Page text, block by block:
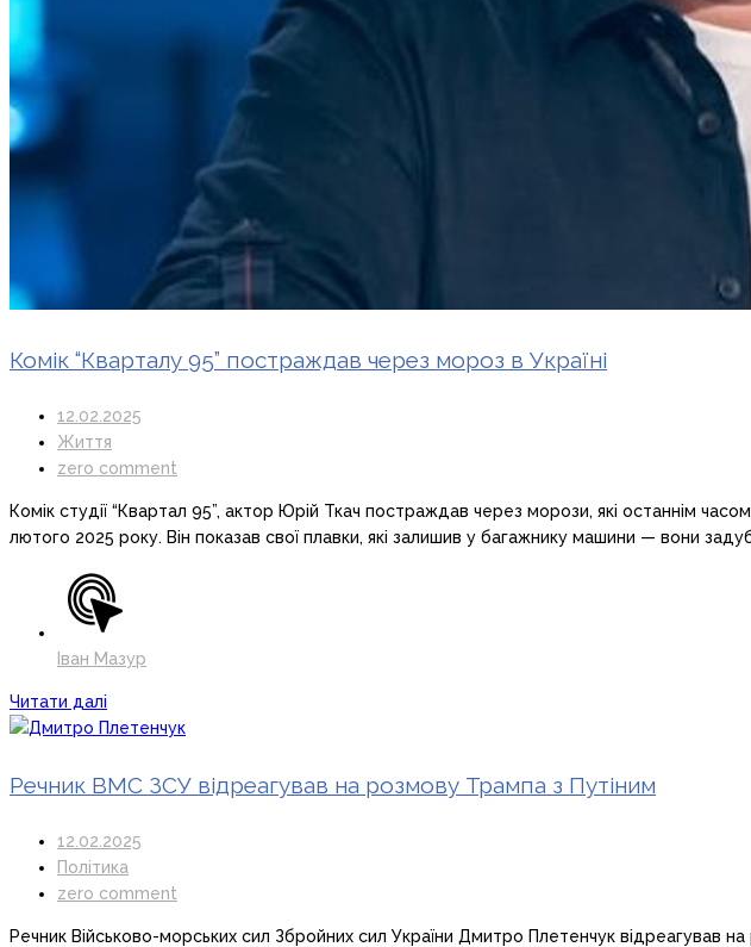
Комік “Кварталу 95” постраждав через мороз в Україні
12.02.2025
Життя
zero comment
Комік студії “Квартал 95”, актор Юрій Ткач постраждав через морози, які останнім
лютого 2025 року. Він показав свої плавки, які залишив у багажнику машини — вони
Іван Мазур
Читати далі
Речник ВМС ЗСУ відреагував на розмову Трампа з Путіним
12.02.2025
Політика
zero comment
Речник Військово-морських сил Збройних сил України Дмитро Плетенчук